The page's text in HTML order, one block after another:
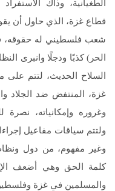
الطغيانية، وذاك
شعب فلسطيني له حقوقه،
الحر) كذبًا ودجلًا وانبرى
السلاح الحديث، لتتم على
غزة، المنتفض ضد الجلاد
وغروره وإمكانياته، نصرة
ولتتم سياقات مفاعيل
وغير مفهوم، من دول
كلمة الحق وهي أضعف
والمسلمين في غزة